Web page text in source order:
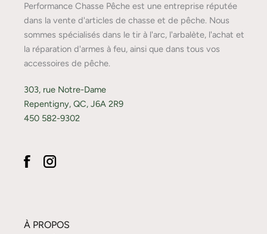
Performance Chasse Pêche est une entreprise réputée
dans la vente d'articles de chasse et de pêche. Nous
sommes spécialisés dans le tir à l'arc, l'arbalète, l'achat et
la réparation d'armes à feu, ainsi que dans tous vos
accessoires de pêche.
303, rue Notre-Dame
Repentigny, QC, J6A 2R9
450 582-9302
À PROPOS